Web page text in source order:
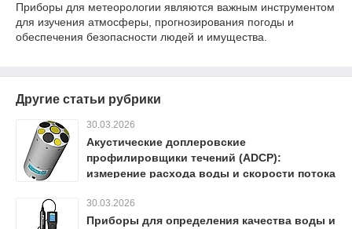
Приборы для метеорологии являются важным инструментом
для изучения атмосферы, прогнозирования погоды и
обеспечения безопасности людей и имущества.
Другие статьи рубрики
30.03.2026
Акустические доплеровские
профилировщики течений (ADCP):
измерение расхода воды и скорости потока
30.03.2026
Приборы для определения качества воды и